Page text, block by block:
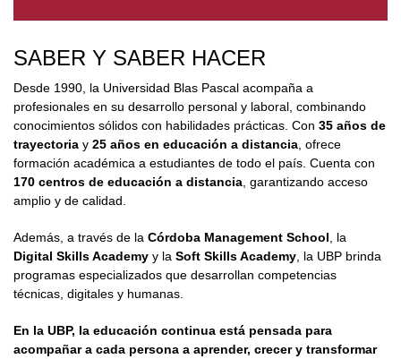
SABER Y SABER HACER
Desde 1990, la Universidad Blas Pascal acompaña a
profesionales en su desarrollo personal y laboral, combinando
conocimientos sólidos con habilidades prácticas. Con 35 años de
trayectoria y 25 años en educación a distancia , ofrece
formación académica a estudiantes de todo el país. Cuenta con
170 centros de educación a distancia , garantizando acceso
amplio y de calidad.
Además, a través de la Córdoba Management School , la
Digital Skills Academy y la Soft Skills Academy , la UBP brinda
programas especializados que desarrollan competencias
técnicas, digitales y humanas.
En la UBP, la educación continua está pensada para
acompañar a cada persona a aprender, crecer y transformar